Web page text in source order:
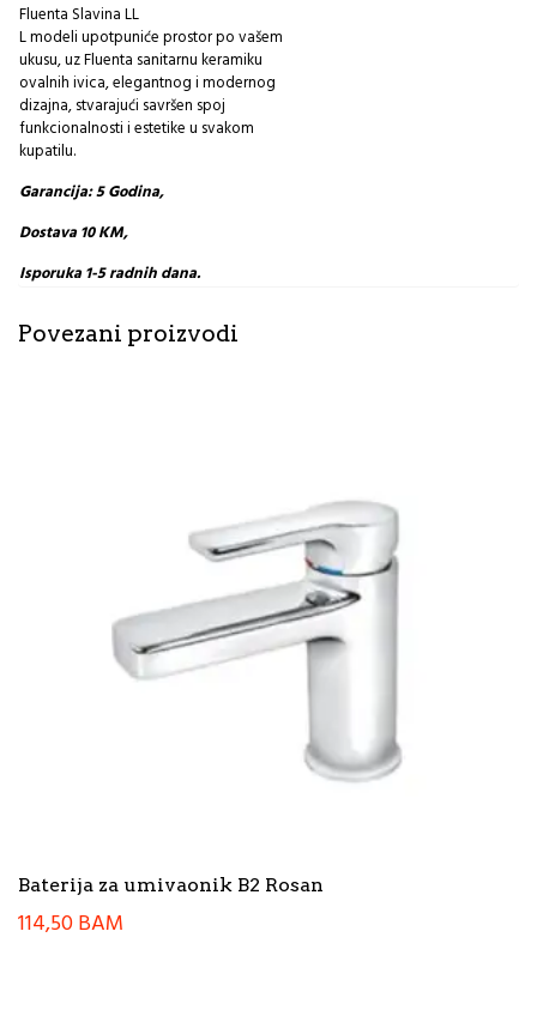
Fluenta Slavina LL
L modeli upotpuniće prostor po vašem
ukusu, uz Fluenta sanitarnu keramiku
ovalnih ivica, elegantnog i modernog
dizajna, stvarajući savršen spoj
funkcionalnosti i estetike u svakom
kupatilu.
Garancija: 5 Godina,
Dostava 10 KM,
Isporuka 1-5 radnih dana.
Povezani proizvodi
Baterija za umivaonik B2 Rosan
114,50BAM